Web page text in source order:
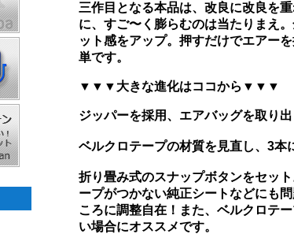
三作目となる本品は、改良に改良を
に、すご〜く膨らむのは当たりまえ
ット感をアップ。押すだけでエアー
単です。
▼▼▼大きな進化はココから▼▼▼
ジッパーを採用、エアバッグを取り
ベルクロテープの材質を見直し、3本
折り畳み式のスナップボタンをセッ
ープがつかない純正シートなどにも
ころに調整自在！また、ベルクロテ
い場合にオススメです。